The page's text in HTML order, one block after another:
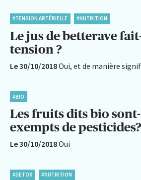
#TENSION ARTÉRIELLE #NUTRITION
Le jus de betterave
tension ?
Le 30/10/2018Oui, et de manière
#BIO
Les fruits dits bio
exempts de pesticides?
Le 30/10/2018Oui
#DETOX #NUTRITION